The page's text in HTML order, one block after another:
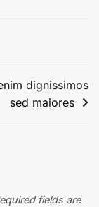
dignissimos
sed maiores
fields are